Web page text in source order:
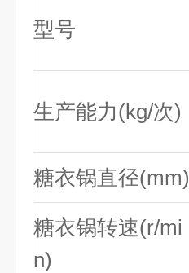
型号
生产能力(kg/次)
糖衣锅直径(mm)
糖衣锅转速(r/mi
n)